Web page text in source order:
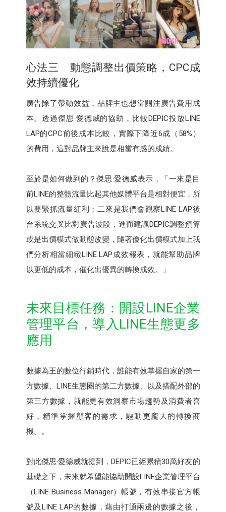
心法三 動態調整出價策略，CPC成
效持續優化
廣告除了帶動效益，品牌主也想當關注廣告費用成
本。透過傑思·愛德威的協助，比較DEPIC投放LINE
LAP的CPC前後成本比較，實際下降近6成（58%）
的費用，這對品牌主來說是相當有感的成績。
至於是如何做到的？傑思·愛德威表示，「一來是目
前LINE的整體流量比起其他媒體平台是相對便宜，所
以要緊抓流量紅利；二來是我們會觀察LINE LAP後
台系統交叉比對廣告波段，進而建議DEPIC調整預算
或是出價模式做動態改變，隨著優化出價模式加上我
們分析相當細緻LINE LAP成效報表，就能幫助品牌
以更低的成本，催化出優異的轉換成效。」
未來目標任務：開設LINE企業
管理平台，導入LINE生態更多
應用
數據為王的數位行銷時代，誰能有效掌握自家的第一
方數據、LINE生態圈的第二方數據、以及搭配外部的
第三方數據，就能更有效洞察市場趨勢及消費者喜
好，精準掌握顧客的需求，驅動更龐大的轉換商
機。。
對此傑思·愛德威就提到，DEPIC已經累積30萬好友的
基礎之下，未來就希望能協助開設LINE企業管理平台
（LINE Business Manager）帳號，有效串接官方帳
號及LINE LAP的數據，藉由打通兩邊的數據之後，